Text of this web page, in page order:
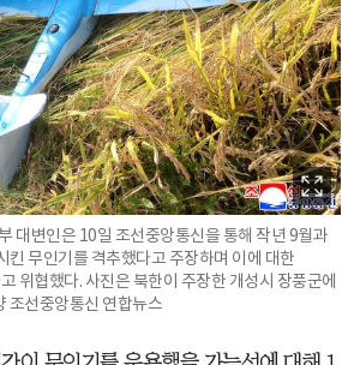
대변인은 10일 조선중앙통신을 통해 작년 9월과
킨 무인기를 격추했다고 주장하며 이에 대한
위협했다. 사진은 북한이 주장한 개성시 장풍군에
조선중앙통신 연합뉴스